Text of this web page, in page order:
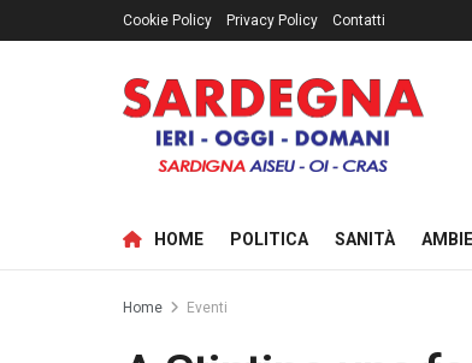
Cookie Policy Privacy Policy Contatti
HOME POLITICA SANITÀ
Home Eventi